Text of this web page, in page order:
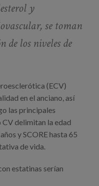
y
se toman
de los niveles de
(ECV)
en el anciano, así
las principales
delimitan la edad
y SCORE hasta 65
de vida.
estatinas serían